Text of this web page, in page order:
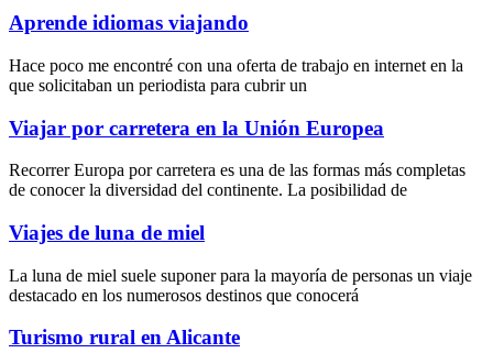
Aprende idiomas viajando
Hace poco me encontré con una oferta de trabajo en internet en la
que solicitaban un periodista para cubrir un
Viajar por carretera en la Unión Europea
Recorrer Europa por carretera es una de las formas más completas
de conocer la diversidad del continente. La posibilidad de
Viajes de luna de miel
La luna de miel suele suponer para la mayoría de personas un viaje
destacado en los numerosos destinos que conocerá
Turismo rural en Alicante